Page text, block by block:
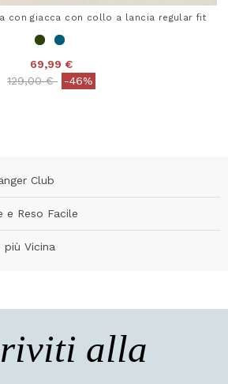
con giacca con collo a lancia regular fit
69,99 €
Price reduced from
129,00 €to-46%
Club
e Reso Facile
più Vicina
alla